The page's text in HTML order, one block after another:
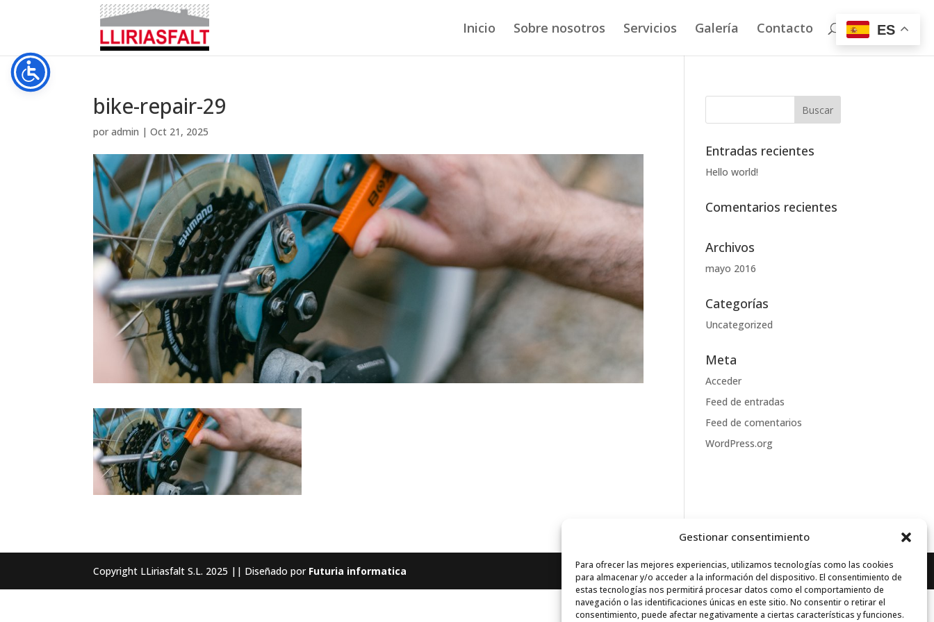
Gestionar consentimiento
Para ofrecer las mejores experiencias, utilizamos tecnologías como las cookies
para almacenar y/o acceder a la información del dispositivo. El consentimiento de
estas tecnologías nos permitirá procesar datos como el comportamiento de
navegación o las identificaciones únicas en este sitio. No consentir o retirar el
consentimiento, puede afectar negativamente a ciertas características y funciones.
Inicio Sobre nosotros Servicios Galería Contacto
bike-repair-29
poradmin |Oct 21, 2025
Entradas recientes
Hello world!
Comentarios recientes
Archivos
mayo 2016
Categorías
Uncategorized
Meta
Acceder
Feed de entradas
Feed de comentarios
WordPress.org
Copyright LLiriasfalt S.L. 2025 || Diseñado por Futuria informatica
ES